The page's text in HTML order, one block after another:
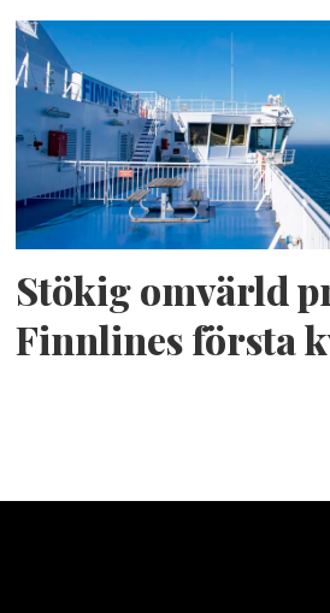
Stökig omvärld
Finnlines första